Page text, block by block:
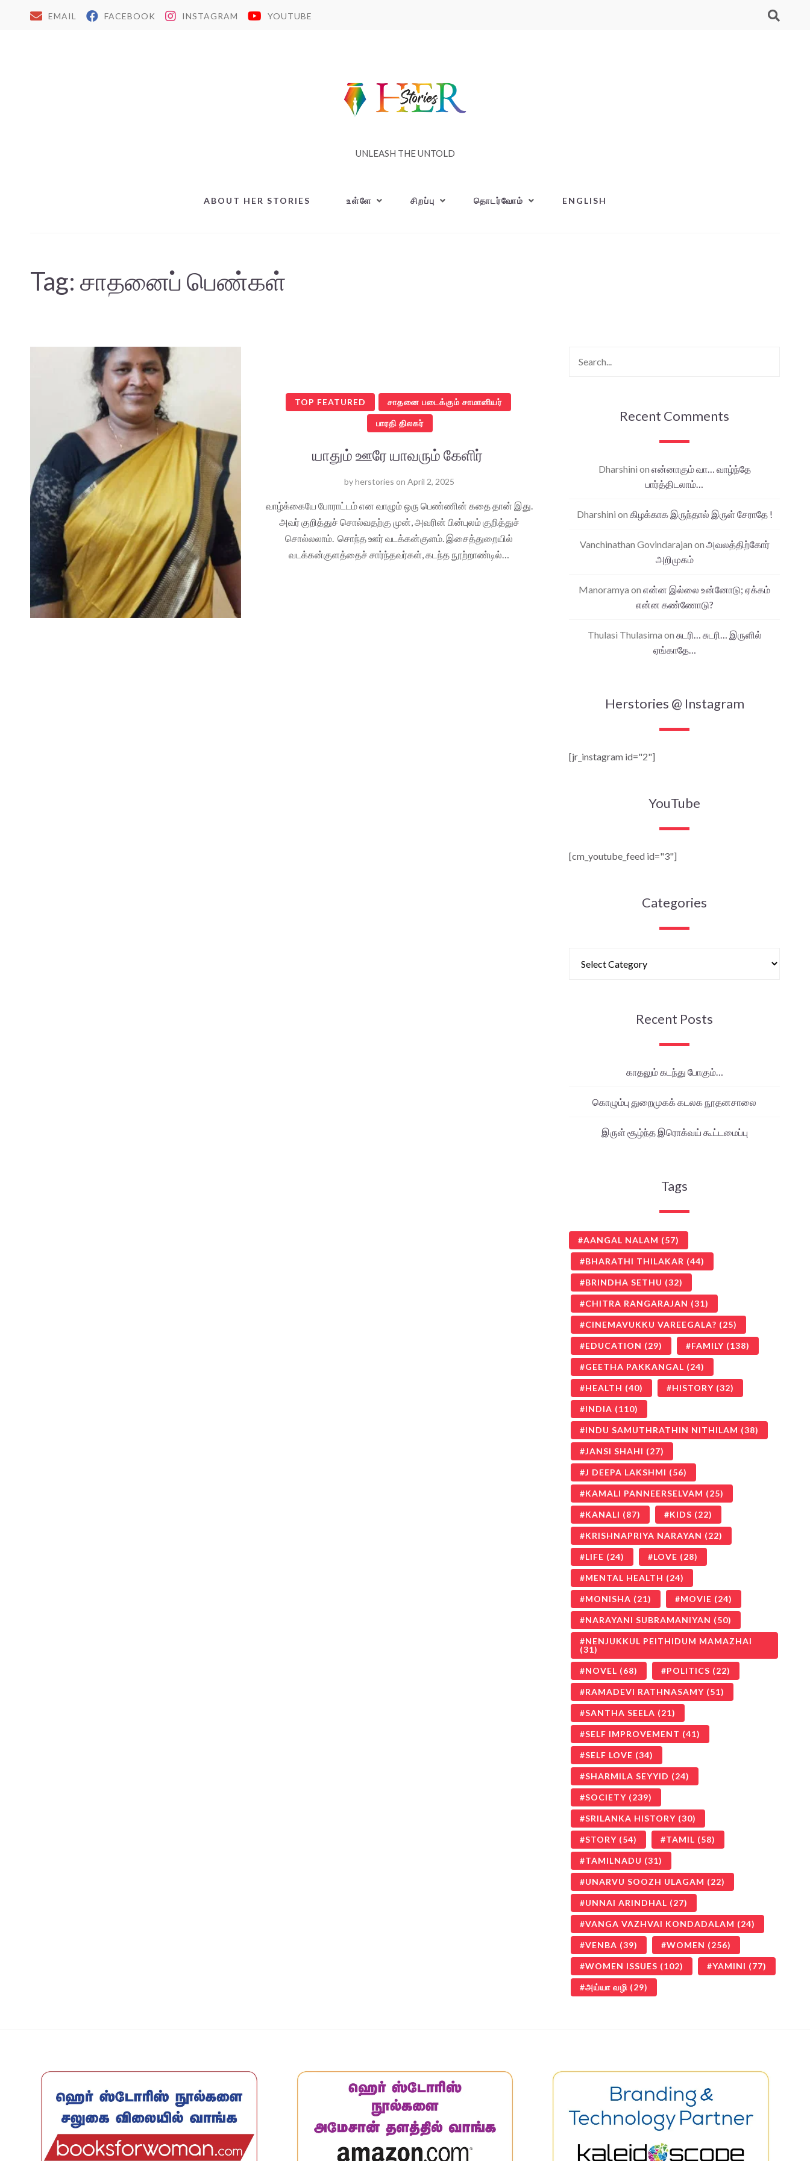
EMAIL FACEBOOK INSTAGRAM YOUTUBE
UNLEASH THE UNTOLD
ABOUT HER STORIES உள்ளே சிறப்பு தொடர்வோம் ENGLISH
Tag: சாதனைப் பெண்கள்
TOP FEATURED சாதனை படைக்கும் சாமானியர்
பாரதி திலகர்
யாதும் ஊரே யாவரும் கேளிர்
byherstories on April 2, 2025
வாழ்க்கையே போராட்டம் என வாழும் ஒரு பெண்ணின் கதை தான் இது.
அவர் குறித்துச் சொல்வதற்கு முன், அவரின் பின்புலம் குறித்துச்
சொல்லலாம். சொந்த ஊர் வடக்கன்குளம். இசைத்துறையில்
வடக்கன்குளத்தைச் சார்ந்தவர்கள், கடந்த நூற்றாண்டில்…
Recent Comments
Dharshini on என்னாகும் வா… வாழ்ந்தே
பார்த்திடலாம்…
Dharshini on கிழக்காக இருந்தால் இருள் சேராதே !
Vanchinathan Govindarajan on அவலத்திற்கோர்
அறிமுகம்
Manoramya on என்ன இல்லை உன்னோடு; ஏக்கம்
என்ன கண்ணோடு?
Thulasi Thulasima on சுடரி… சுடரி… இருளில்
ஏங்காதே…
Herstories @ Instagram
[jr_instagram id="2"]
YouTube
[cm_youtube_feed id="3"]
Categories
Recent Posts
காதலும் கடந்து போகும்…
கொழும்பு துறைமுகக் கடலக நூதனசாலை
இருள் சூழ்ந்த இரொக்வய் கூட்டமைப்பு
Tags
AANGAL NALAM (57)
BHARATHI THILAKAR (44)
BRINDHA SETHU (32)
CHITRA RANGARAJAN (31)
CINEMAVUKKU VAREEGALA? (25)
EDUCATION (29) FAMILY (138)
GEETHA PAKKANGAL (24)
HEALTH (40) HISTORY (32)
INDIA (110)
INDU SAMUTHRATHIN NITHILAM (38)
JANSI SHAHI (27)
J DEEPA LAKSHMI (56)
KAMALI PANNEERSELVAM (25)
KANALI (87) KIDS (22)
KRISHNAPRIYA NARAYAN (22)
LIFE (24) LOVE (28)
MENTAL HEALTH (24)
MONISHA (21) MOVIE (24)
NARAYANI SUBRAMANIYAN (50)
NENJUKKUL PEITHIDUM MAMAZHAI
(31)
NOVEL (68) POLITICS (22)
RAMADEVI RATHNASAMY (51)
SANTHA SEELA (21)
SELF IMPROVEMENT (41)
SELF LOVE (34)
SHARMILA SEYYID (24)
SOCIETY (239)
SRILANKA HISTORY (30)
STORY (54) TAMIL (58)
TAMILNADU (31)
UNARVU SOOZH ULAGAM (22)
UNNAI ARINDHAL (27)
VANGA VAZHVAI KONDADALAM (24)
VENBA (39) WOMEN (256)
WOMEN ISSUES (102) YAMINI (77)
அய்யா வழி (29)